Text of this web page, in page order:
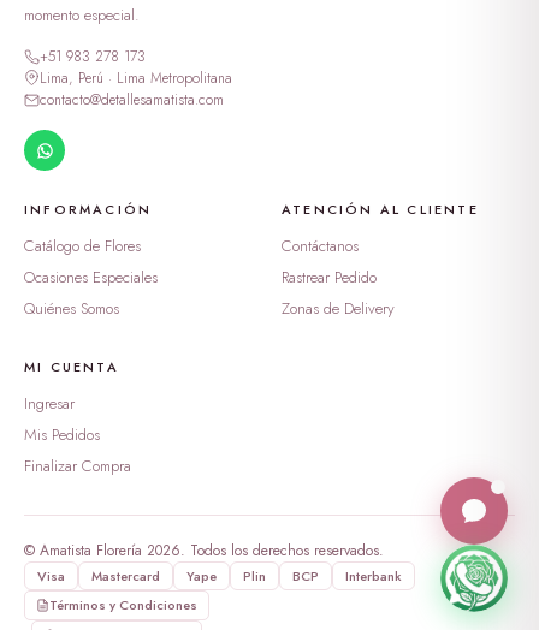
peluche lotso dormilon
peluche oso enamorado
S/ 169.00
Tesoro de Rosas y Ternura
S/ 269.00
momento especial.
+51 983 278 173
Lima, Perú · Lima Metropolitana
contacto@detallesamatista.com
INFORMACIÓN
Catálogo de Flores
Ocasiones Especiales
Quiénes Somos
ATENCIÓN AL CLIENTE
Contáctanos
Rastrear Pedido
Zonas de Delivery
MI CUENTA
Ingresar
Mis Pedidos
Finalizar Compra
© Amatista Florería 2026. Todos los derechos reservados.
Visa Mastercard Yape Plin BCP
Interbank
Términos y Condiciones